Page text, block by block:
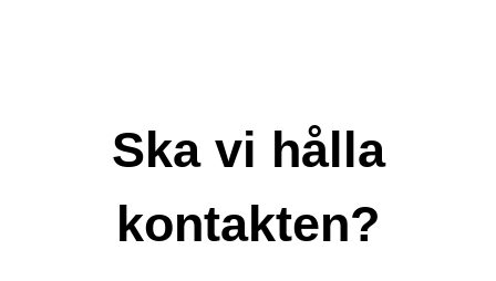
Ska vi hålla
kontakten?